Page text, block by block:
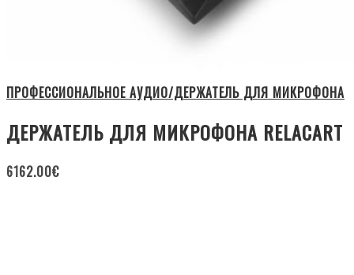
ПРОФЕССИОНАЛЬНОЕ АУДИО/ДЕРЖАТЕЛЬ ДЛЯ МИКРОФОНА
ДЕРЖАТЕЛЬ ДЛЯ МИКРОФОНА RELACART
6162.00€